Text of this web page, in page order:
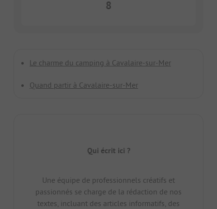
8
Le charme du camping à Cavalaire-sur-Mer
Quand partir à Cavalaire-sur-Mer
Qui écrit ici ?
Une équipe de professionnels créatifs et
passionnés se charge de la rédaction de nos
textes, incluant des articles informatifs, des